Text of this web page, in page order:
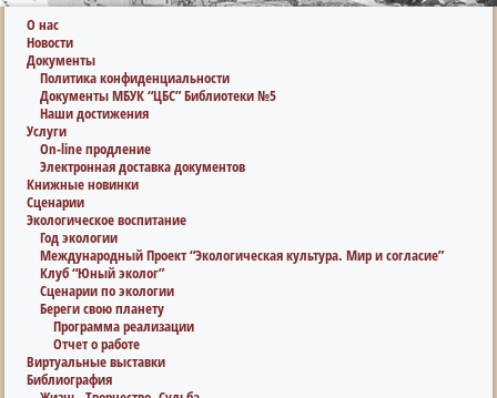
О нас
Новости
Документы
Политика конфиденциальности
Документы МБУК “ЦБС” Библиотеки №5
Наши достижения
Услуги
On-line продление
Электронная доставка документов
Книжные новинки
Сценарии
Экологическое воспитание
Год экологии
Международный Проект “Экологическая культура. Мир и согласие”
Клуб “Юный эколог”
Сценарии по экологии
Береги свою планету
Программа реализации
Отчет о работе
Виртуальные выставки
Библиография